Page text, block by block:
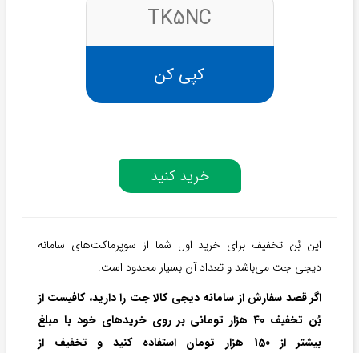
TK5NC
کپی کن
خرید کنید
این بُن تخفیف برای خرید اول شما از سوپرماکت‌های سامانه
دیجی جت می‌باشد و تعداد آن بسیار محدود است.
اگر قصد سفارش از سامانه دیجی کالا جت را دارید، کافیست از
بُن تخفیف 40 هزار تومانی بر روی خریدهای خود با مبلغ
بیشتر از 150 هزار تومان استفاده کنید و تخفیف از